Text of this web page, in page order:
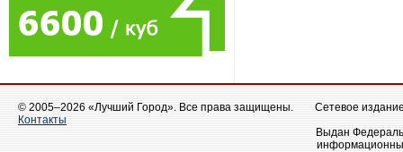
© 2005–2026 «Лучший Город». Все права защищены.
Контакты
Сетевое
Выдан